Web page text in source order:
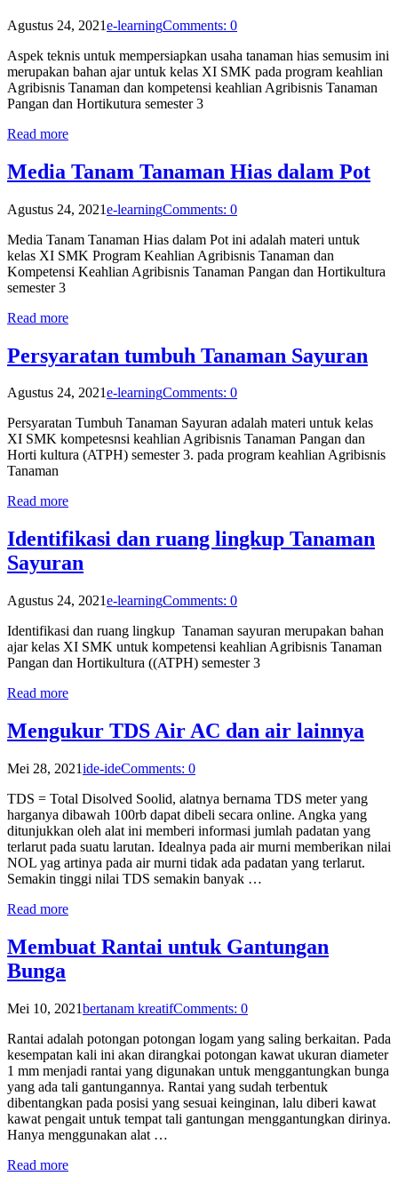
Agustus 24, 2021e-learningComments: 0
Aspek teknis untuk mempersiapkan usaha tanaman hias semusim ini
merupakan bahan ajar untuk kelas XI SMK pada program keahlian
Agribisnis Tanaman dan kompetensi keahlian Agribisnis Tanaman
Pangan dan Hortikutura semester 3
Read more
Media Tanam Tanaman Hias dalam Pot
Agustus 24, 2021e-learningComments: 0
Media Tanam Tanaman Hias dalam Pot ini adalah materi untuk
kelas XI SMK Program Keahlian Agribisnis Tanaman dan
Kompetensi Keahlian Agribisnis Tanaman Pangan dan Hortikultura
semester 3
Read more
Persyaratan tumbuh Tanaman Sayuran
Agustus 24, 2021e-learningComments: 0
Persyaratan Tumbuh Tanaman Sayuran adalah materi untuk kelas
XI SMK kompetesnsi keahlian Agribisnis Tanaman Pangan dan
Horti kultura (ATPH) semester 3. pada program keahlian Agribisnis
Tanaman
Read more
Identifikasi dan ruang lingkup Tanaman
Sayuran
Agustus 24, 2021e-learningComments: 0
Identifikasi dan ruang lingkup Tanaman sayuran merupakan bahan
ajar kelas XI SMK untuk kompetensi keahlian Agribisnis Tanaman
Pangan dan Hortikultura ((ATPH) semester 3
Read more
Mengukur TDS Air AC dan air lainnya
Mei 28, 2021ide-ideComments: 0
TDS = Total Disolved Soolid, alatnya bernama TDS meter yang
harganya dibawah 100rb dapat dibeli secara online. Angka yang
ditunjukkan oleh alat ini memberi informasi jumlah padatan yang
terlarut pada suatu larutan. Idealnya pada air murni memberikan nilai
NOL yag artinya pada air murni tidak ada padatan yang terlarut.
Semakin tinggi nilai TDS semakin banyak …
Read more
Membuat Rantai untuk Gantungan
Bunga
Mei 10, 2021bertanam kreatifComments: 0
Rantai adalah potongan potongan logam yang saling berkaitan. Pada
kesempatan kali ini akan dirangkai potongan kawat ukuran diameter
1 mm menjadi rantai yang digunakan untuk menggantungkan bunga
yang ada tali gantungannya. Rantai yang sudah terbentuk
dibentangkan pada posisi yang sesuai keinginan, lalu diberi kawat
kawat pengait untuk tempat tali gantungan menggantungkan dirinya.
Hanya menggunakan alat …
Read more